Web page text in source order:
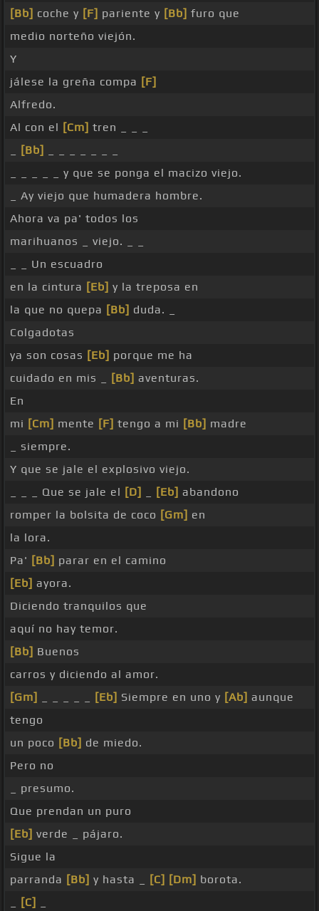
[Bb] coche y [F] pariente y [Bb] furo que
medio norteño viejón.
Y
jálese la greña compa [F]
Alfredo.
Al con el [Cm] tren _ _ _
[Bb]
_ _ _ _ _ y que se ponga el macizo viejo.
_ Ay viejo que humadera hombre.
Ahora va pa' todos los
marihuanos _ viejo. _ _
_ _ Un escuadro
en la cintura [Eb] y la treposa en
la que no quepa [Bb] duda. _
Colgadotas
ya son cosas [Eb] porque me ha
cuidado en mis _
[Bb] aventuras.
En
mi [Cm] mente [F] tengo a mi [Bb] madre
_ siempre.
Y que se jale el explosivo viejo.
_ _ _ Que se jale el [D] [Eb] abandono
romper la bolsita de coco [Gm] en
la lora.
Pa' [Bb] parar en el camino
[Eb] ayora.
Diciendo tranquilos que
aquí no hay temor.
[Bb] Buenos
carros y diciendo al amor.
[Gm]
[Eb] Siempre en uno y [Ab] aunque
tengo
un poco [Bb] de miedo.
Pero no
_ presumo.
Que prendan un puro
[Eb] verde _ pájaro.
Sigue la
parranda [Bb] y hasta _ [C] [Dm] borota.
[C]